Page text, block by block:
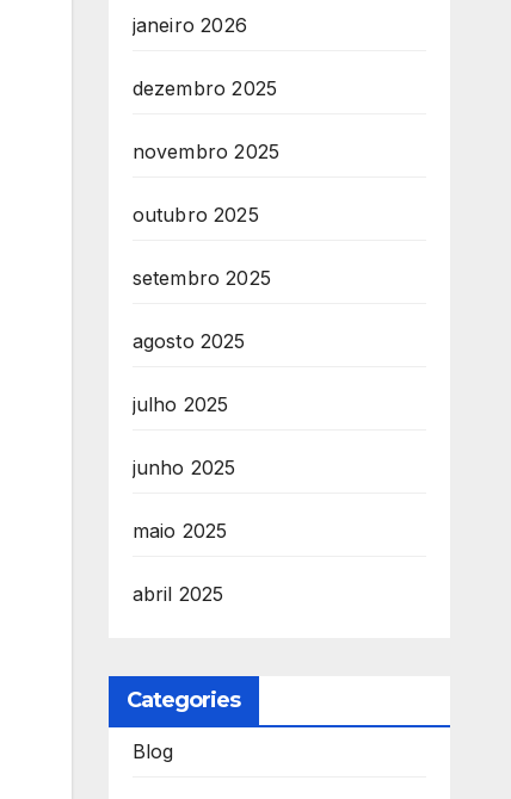
janeiro 2026
dezembro 2025
novembro 2025
outubro 2025
setembro 2025
agosto 2025
julho 2025
junho 2025
maio 2025
abril 2025
Categories
Blog